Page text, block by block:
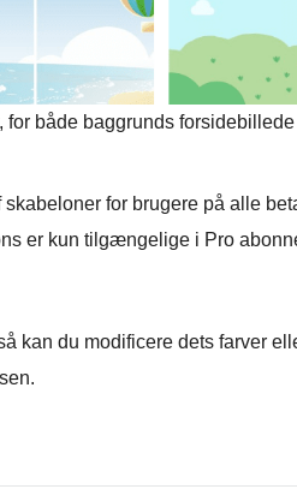
både baggrunds
for brugere på alle
er kun tilgængelige i Pro
kan du modificere dets farver